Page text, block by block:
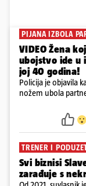
PIJANA IZBOLA
VIDEO Žena
ubojstvo ide u
joj 40 godina!
Policija je objavila
nožem ubola
ispitali i poslali u
TRENER I
Svi biznisi
zarađuje s